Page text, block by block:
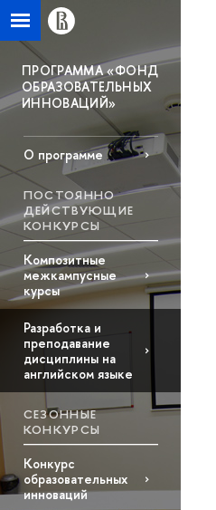
ПРОГРАММА «ФОНД
ОБРАЗОВАТЕЛЬНЫХ
ИННОВАЦИЙ»
О программе
ПОСТОЯННО
ДЕЙСТВУЮЩИЕ
КОНКУРСЫ
Композитные
межкампусные
курсы
Разработка и
преподавание
дисциплины на
английском языке
СЕЗОННЫЕ
КОНКУРСЫ
Конкурс
образовательных
инноваций